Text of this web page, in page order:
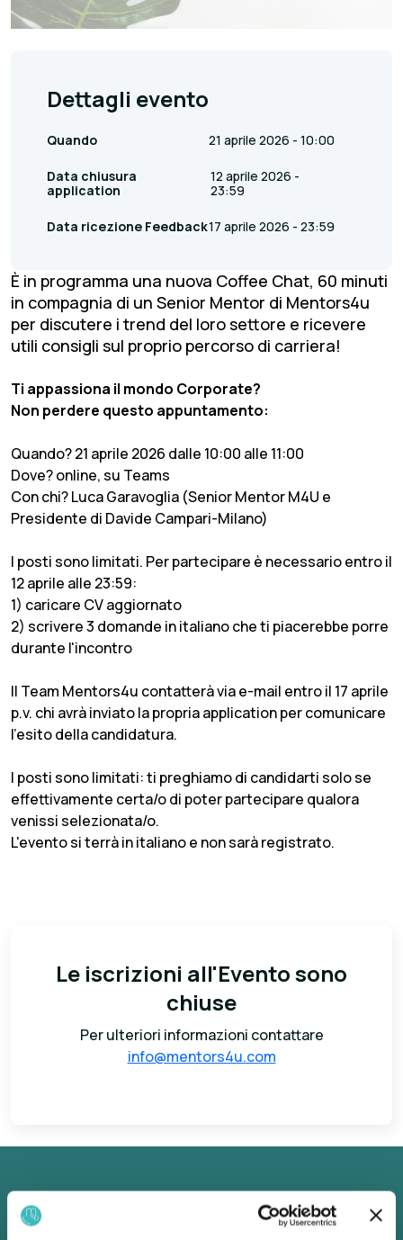
È in programma una nuova Coffee Chat, 60 minuti
in compagnia di un Senior Mentor di Mentors4u
per discutere i trend del loro settore e ricevere
utili consigli sul proprio percorso di carriera!
Ti appassiona il mondo Corporate?
Non perdere questo appuntamento:
Quando? 21 aprile 2026 dalle 10:00 alle 11:00
Dove? online, su Teams
Con chi? Luca Garavoglia (Senior Mentor M4U e
Presidente di Davide Campari-Milano)
I posti sono limitati. Per partecipare è necessario entro il
12 aprile alle 23:59:
1) caricare CV aggiornato
2) scrivere 3 domande in italiano che ti piacerebbe porre
durante l'incontro
Il Team Mentors4u contatterà via e-mail entro il 17 aprile
p.v. chi avrà inviato la propria application per comunicare
l'esito della candidatura.
I posti sono limitati: ti preghiamo di candidarti solo se
effettivamente certa/o di poter partecipare qualora
venissi selezionata/o.
L'evento si terrà in italiano e non sarà registrato.
Le iscrizioni all'Evento sono
chiuse
Per ulteriori informazioni contattare
info@mentors4u.com
Dettagli evento
Quando 21 aprile 2026 - 10:00
Data chiusura
application
12 aprile 2026 -
23:59
Data ricezione Feedback17 aprile 2026 - 23:59